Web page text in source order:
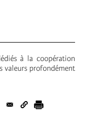
à la coopération
valeurs profondément